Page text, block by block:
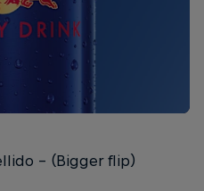
- (Bigger flip)